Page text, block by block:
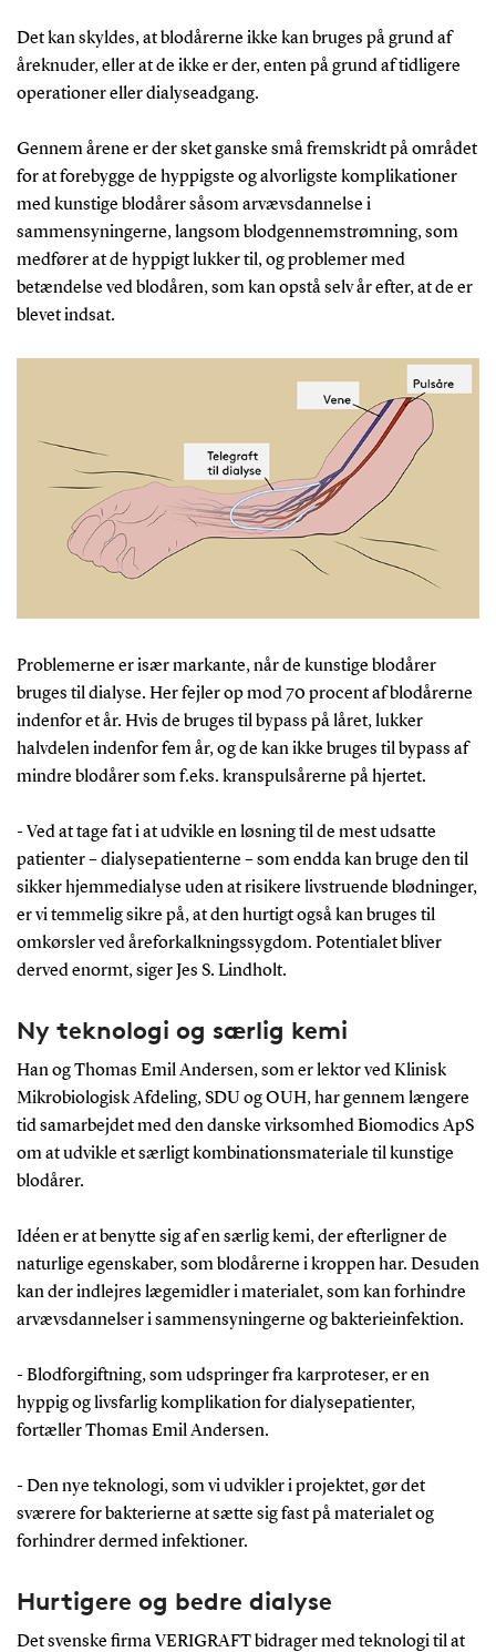
Det kan skyldes, at blodårerne ikke kan bruges på grund af
åreknuder, eller at de ikke er der, enten på grund af tidligere
operationer eller dialyseadgang.
Gennem årene er der sket ganske små fremskridt på området
for at forebygge de hyppigste og alvorligste komplikationer
med kunstige blodårer såsom arvævsdannelse i
sammensyningerne, langsom blodgennemstrømning, som
medfører at de hyppigt lukker til, og problemer med
betændelse ved blodåren, som kan opstå selv år efter, at de er
blevet indsat.
Problemerne er især markante, når de kunstige blodårer
bruges til dialyse. Her fejler op mod 70 procent af blodårerne
indenfor et år. Hvis de bruges til bypass på låret, lukker
halvdelen indenfor fem år, og de kan ikke bruges til bypass af
mindre blodårer som f.eks. kranspulsårerne på hjertet.
- Ved at tage fat i at udvikle en løsning til de mest udsatte
patienter – dialysepatienterne – som endda kan bruge den til
sikker hjemmedialyse uden at risikere livstruende blødninger,
er vi temmelig sikre på, at den hurtigt også kan bruges til
omkørsler ved åreforkalkningssygdom. Potentialet bliver
derved enormt, siger Jes S. Lindholt.
Ny teknologi og særlig kemi
Han og Thomas Emil Andersen, som er lektor ved Klinisk
Mikrobiologisk Afdeling, SDU og OUH, har gennem længere
tid samarbejdet med den danske virksomhed Biomodics ApS
om at udvikle et særligt kombinationsmateriale til kunstige
blodårer.
Idéen er at benytte sig af en særlig kemi, der efterligner de
naturlige egenskaber, som blodårerne i kroppen har. Desuden
kan der indlejres lægemidler i materialet, som kan forhindre
arvævsdannelser i sammensyningerne og bakterieinfektion.
- Blodforgiftning, som udspringer fra karproteser, er en
hyppig og livsfarlig komplikation for dialysepatienter,
fortæller Thomas Emil Andersen.
- Den nye teknologi, som vi udvikler i projektet, gør det
sværere for bakterierne at sætte sig fast på materialet og
forhindrer dermed infektioner.
Hurtigere og bedre dialyse
Det svenske firma VERIGRAFT bidrager med teknologi til at